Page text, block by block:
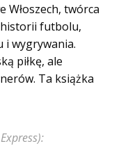
Włoszech, twórca
historii futbolu,
i wygrywania.
piłkę, ale
Ta książka